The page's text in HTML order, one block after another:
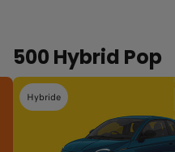
500 Hybrid Pop
Hybride